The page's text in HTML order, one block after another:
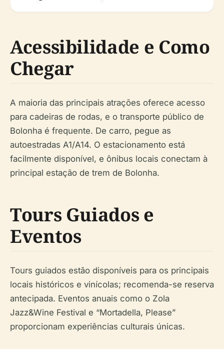
Acessibilidade e Como
Chegar
A maioria das principais atrações oferece acesso
para cadeiras de rodas, e o transporte público de
Bolonha é frequente. De carro, pegue as
autoestradas A1/A14. O estacionamento está
facilmente disponível, e ônibus locais conectam à
principal estação de trem de Bolonha.
Tours Guiados e
Eventos
Tours guiados estão disponíveis para os principais
locais históricos e vinícolas; recomenda-se reserva
antecipada. Eventos anuais como o Zola
Jazz&Wine Festival e “Mortadella, Please”
proporcionam experiências culturais únicas.